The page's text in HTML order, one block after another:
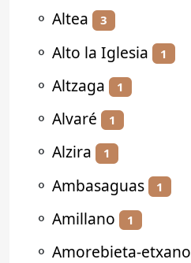
⚬ Altea 3
⚬ Alto la Iglesia 1
⚬ Altzaga 1
⚬ Alvaré 1
⚬ Alzira 1
⚬ Ambasaguas 1
⚬ Amillano 1
⚬ Amorebieta-etxano